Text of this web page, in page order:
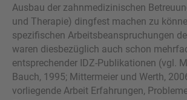
Ausbau der zahnmedizinischen
und Therapie) dingfest machen zu
spezifischen Arbeitsbeanspruchungen
waren diesbezüglich auch schon
entsprechender IDZ-Publikationen (vgl.
Bauch, 1995; Mittermeier und Werth,
vorliegende Arbeit Erfahrungen,